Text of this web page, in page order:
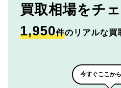
買取相場をチ
1,950件のリアルな買
今すぐここか